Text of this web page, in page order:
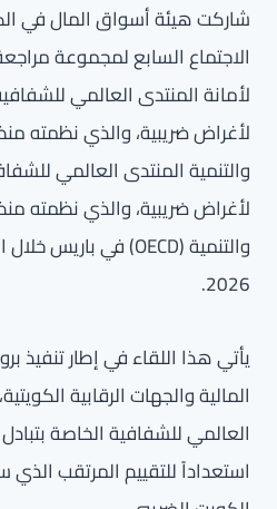
شاركت هيئة أسواق المال في
الاجتماع السابع لمجموعة
لأمانة المنتدى العالمي
لأغراض ضريبية، والذي نظمته
والتنمية المنتدى العالمي
لأغراض ضريبية، والذي نظمته
2026.
يأتي هذا اللقاء في إطار تنفيذ
المالية والجهات الرقابية
العالمي للشفافية الخاصة
استعداداً للتقييم المرتقب